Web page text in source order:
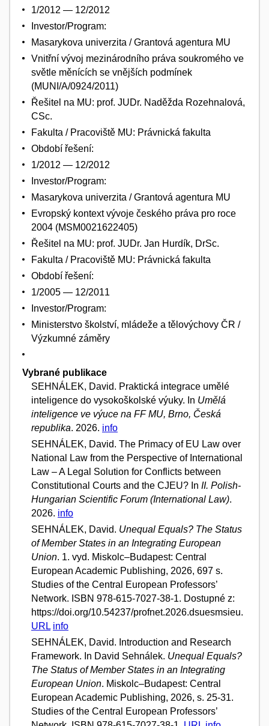
1/2012 — 12/2012
Investor/Program:
Masarykova univerzita / Grantová agentura MU
Vnitřní vývoj mezinárodního práva soukromého ve
světle měnících se vnějších podmínek
(MUNI/A/0924/2011)
Řešitel na MU: prof. JUDr. Naděžda Rozehnalová,
CSc.
Fakulta / Pracoviště MU: Právnická fakulta
Období řešení:
1/2012 — 12/2012
Investor/Program:
Masarykova univerzita / Grantová agentura MU
Evropský kontext vývoje českého práva pro roce
2004 (MSM0021622405)
Řešitel na MU: prof. JUDr. Jan Hurdík, DrSc.
Fakulta / Pracoviště MU: Právnická fakulta
Období řešení:
1/2005 — 12/2011
Investor/Program:
Ministerstvo školství, mládeže a tělovýchovy ČR /
Výzkumné záměry
Vybrané publikace
SEHNÁLEK, David. Praktická integrace umělé
inteligence do vysokoškolské výuky. In Umělá
inteligence ve výuce na FF MU, Brno, Česká
republika. 2026. info
SEHNÁLEK, David. The Primacy of EU Law over
National Law from the Perspective of International
Law – A Legal Solution for Conflicts between
Constitutional Courts and the CJEU? In II. Polish-
Hungarian Scientific Forum (International Law).
2026. info
SEHNÁLEK, David. Unequal Equals? The Status
of Member States in an Integrating European
Union. 1. vyd. Miskolc–Budapest: Central
European Academic Publishing, 2026, 697 s.
Studies of the Central European Professors’
Network. ISBN 978-615-7027-38-1. Dostupné z:
https://doi.org/10.54237/profnet.2026.dsuesmsieu.
URL info
SEHNÁLEK, David. Introduction and Research
Framework. In David Sehnálek. Unequal Equals?
The Status of Member States in an Integrating
European Union. Miskolc–Budapest: Central
European Academic Publishing, 2026, s. 25-31.
Studies of the Central European Professors’